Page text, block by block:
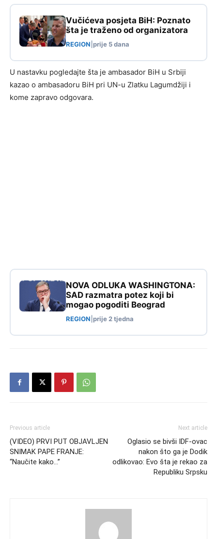
Vučićeva posjeta BiH: Poznato
šta je traženo od organizatora
REGION prije 5 dana
U nastavku pogledajte šta je ambasador BiH u Srbiji
kazao o ambasadoru BiH pri UN-u Zlatku Lagumdžiji i
kome zapravo odgovara.
NOVA ODLUKA WASHINGTONA:
SAD razmatra potez koji bi
mogao pogoditi Beograd
REGION prije 2 tjedna
Previous article
(VIDEO) PRVI PUT OBJAVLJEN
SNIMAK PAPE FRANJE:
“Naučite kako…”
Next article
Oglasio se bivši IDF-ovac
nakon što ga je Dodik
odlikovao: Evo šta je rekao za
Republiku Srpsku